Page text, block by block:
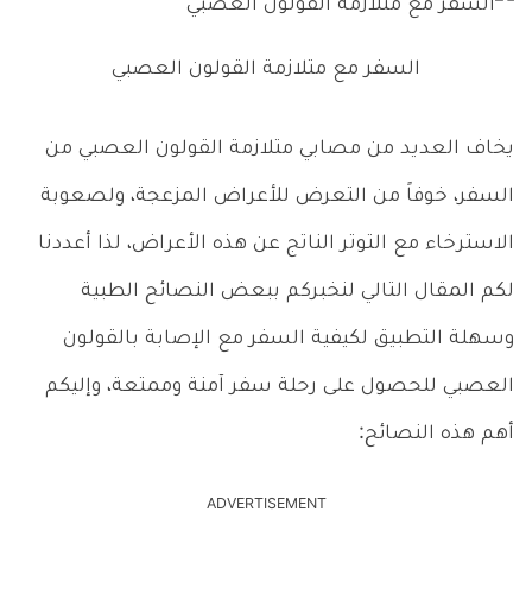
السفر مع متلازمة القولون العصبي
يخاف العديد من مصابي متلازمة القولون العصبي من
السفر، خوفاً من التعرض للأعراض المزعجة، ولصعوبة
الاسترخاء مع التوتر الناتج عن هذه الأعراض، لذا أعددنا
لكم المقال التالي لنخبركم ببعض النصائح الطبية
وسهلة التطبيق لكيفية السفر مع الإصابة بالقولون
العصبي للحصول على رحلة سفر آمنة وممتعة، وإليكم
أهم هذه النصائح:
ADVERTISEMENT